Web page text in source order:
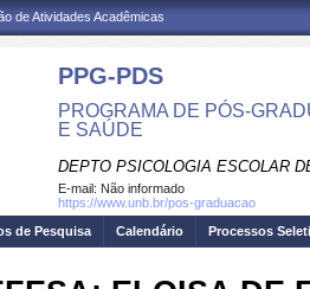
de Atividades Acadêmicas
PPG-PDS
PROGRAMA DE PÓS-
E SAÚDE
DEPTO PSICOLOGIA ESCOLAR
E-mail: Não informado
https://www.unb.br/pos-graduacao
de Pesquisa Calendário Processos